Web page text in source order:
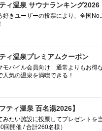
ィ温泉 サウナランキング2026
好きユーザーの投票により、全国
ィ温泉プレミアムクーポン
モバイル会員向け 通常よりもお得
人気の温泉を満喫できる！
フティ温泉 百名湯2026】
みたい施設に投票してプレゼントを
回開催 / 合計260名様）